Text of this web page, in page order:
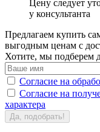
Цену следует
у консультанта
Предлагаем купить
выгодным ценам с
Хотите, мы подберем
Согласие на
Согласие на
характера
Да, подобрать!